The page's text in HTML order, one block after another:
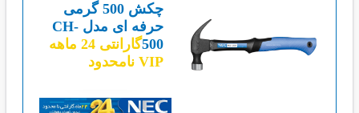
چکش 500 گرمی
حرفه ای مدل CH-
500
گارانتی 24 ماهه
VIP نامحدود